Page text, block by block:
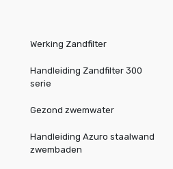
Werking Zandfilter
Handleiding Zandfilter 300
serie
Gezond zwemwater
Handleiding Azuro staalwand
zwembaden